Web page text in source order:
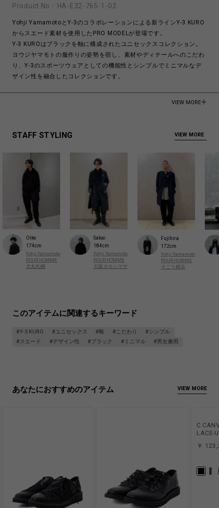
Product No： HA-E32-765-1-02
Yohji YamamotoとY-3のコラボレーションによる新ラインY-3 KURO
からスエード素材を使用したPRO MODELが登場です。
Y-3 KUROはブラックを軸に構成されたユニセックスコレクション。
ヨウジヤマモトの服作りの姿勢を宿し、素材やディテールへのこだわ
り、Y-3のスポーツウェアとしての機能性とシンプルでミニマルなデ
ザイン性を融合したコレクションです。
Made in China
VIEW MORE
STAFF STYLING VIEW MORE
Oike
174cm
Yohji Yamamoto
POUR HOMME
大丸札幌
Sakai
184cm
Yohji Yamamoto
POUR HOMME
大阪タカシマヤ
Fujihira
172cm
Yohji Yamamoto
POUR HOMME
そごう横浜
このアイテムに関連するキーワード
#Y-3 KURO #ユニセックス #靴 #こだわり
#シンプル
#スエード
#デザイン性 #ブラック #ミニマル #男女兼用
あなたにおすすめのアイテム VIEW MORE
C
LACE-
￥